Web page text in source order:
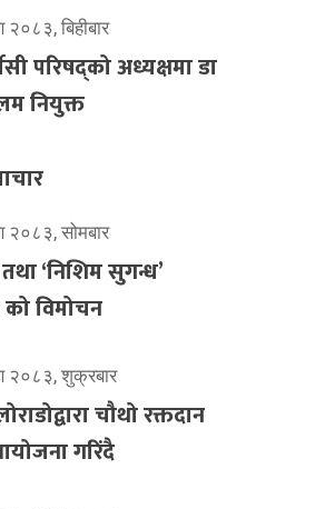
बिहीबार
परिषद्को अध्यक्षमा डा
नियुक्त
२०८३, सोमबार
‘निशिम सुगन्ध’
को विमोचन
२०८३, शुक्रबार
चौथो रक्तदान
गरिंदै